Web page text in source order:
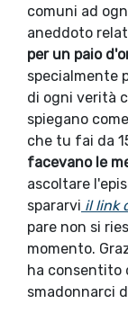
comuni ad
aneddoto
per un paio
specialmente
di ogni verità
spiegano
che tu fai da
facevano le
ascoltare
spararvi il link
pare non si
momento.
ha consentito
smadonnarci